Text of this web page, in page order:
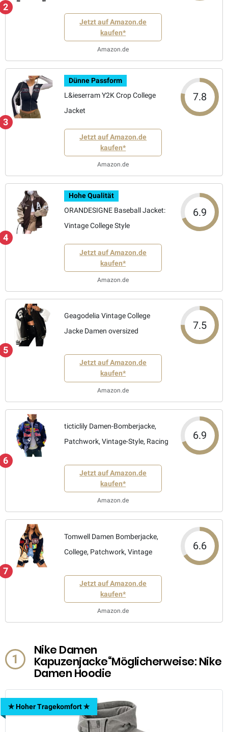
2
Jetzt auf Amazon.de
kaufen*
Amazon.de
3
Dünne Passform
L&ieserram Y2K Crop College
Jacket
7.8
Jetzt auf Amazon.de
kaufen*
Amazon.de
4
Hohe Qualität
ORANDESIGNE Baseball Jacket:
Vintage College Style
6.9
Jetzt auf Amazon.de
kaufen*
Amazon.de
5
Geagodelia Vintage College
Jacke Damen oversized
7.5
Jetzt auf Amazon.de
kaufen*
Amazon.de
6
ticticlily Damen-Bomberjacke,
Patchwork, Vintage-Style, Racing
6.9
Jetzt auf Amazon.de
kaufen*
Amazon.de
7
Tomwell Damen Bomberjacke,
College, Patchwork, Vintage
6.6
Jetzt auf Amazon.de
kaufen*
Amazon.de
1
Nike Damen
Kapuzenjacke“Möglicherweise: Nike
Damen Hoodie
✯ Hoher Tragekomfort ✯